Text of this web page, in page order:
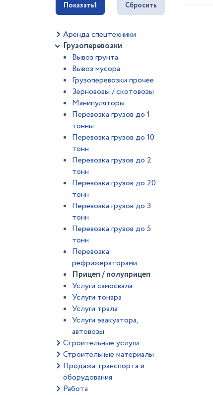
Показать1 Сбросить
Аренда спецтехники
Грузоперевозки
Вывоз грунта
Вывоз мусора
Грузоперевозки прочее
Зерновозы / скотовозы
Манипуляторы
Перевозка грузов до 1
тонны
Перевозка грузов до 10
тонн
Перевозка грузов до 2
тонн
Перевозка грузов до 20
тонн
Перевозка грузов до 3
тонн
Перевозка грузов до 5
тонн
Перевозка
рефрижераторами
Прицеп / полуприцеп
Услуги самосвала
Услуги тонара
Услуги трала
Услуги эвакуатора,
автовозы
Строительные услуги
Строительные материалы
Продажа транспорта и
оборудования
Работа